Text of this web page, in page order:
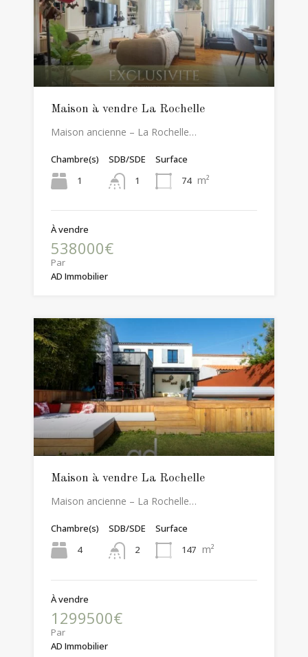
Maison à vendre La Rochelle
Maison ancienne – La Rochelle…
Chambre(s)
1
SDB/SDE
1
Surface
74 m²
À vendre
538000€
Par
AD Immobilier
Maison à vendre La Rochelle
Maison ancienne – La Rochelle…
Chambre(s)
4
SDB/SDE
2
Surface
147 m²
À vendre
1299500€
Par
AD Immobilier